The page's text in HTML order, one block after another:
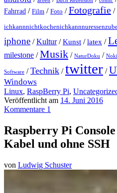
Fahrrad / Film / Foto /Fotografie /
iphone /Kultur/Kunst /latex /
milestone /Musik / NaturDoku /
Software /Technik /twitter /
Windows
Linux, RaspBerry Pi,
Veröffentlicht am 14. Juni 2016
Kommentare 1
Raspberry Pi
Kabel und ohne SSH
von Ludwig Schuster